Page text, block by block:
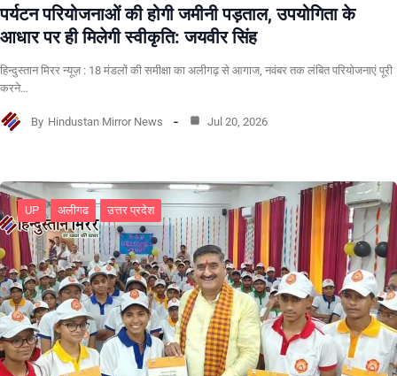
पर्यटन परियोजनाओं की होगी जमीनी पड़ताल, उपयोगिता के
आधार पर ही मिलेगी स्वीकृति: जयवीर सिंह
हिन्दुस्तान मिरर न्यूज़ : 18 मंडलों की समीक्षा का अलीगढ़ से आगाज, नवंबर तक लंबित परियोजनाएं पूरी
करने…
By Hindustan Mirror News Jul 20, 2026
UP अलीगढ उत्तर प्रदेश